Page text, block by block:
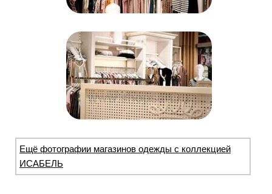
Ещё фотографии магазинов одежды с коллекцией
ИСАБЕЛЬ